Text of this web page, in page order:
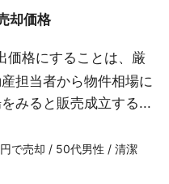
却価格
価格にすることは、厳
担当者から物件相場に
みると販売成立する...
で売却 / 50代男性 / 清潔